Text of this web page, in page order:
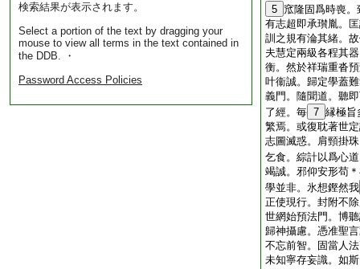
検索結果が表示されます。
Select a portion of the text by dragging your
mouse to view all terms in the text contained in
the DDB. ・
Password Access Policies
5 窊隆固爲時喪。
有志超即承瓉胤。
訓之規有淪其緒。
夫慧定兩級各程其
衡。然於祥瑞重沓
叶衞誠。歸定學蓋
義門。隨聞道。聽
了經。毎 7 縁極旨
繁焉。或復耽著世
志圖滅惑。肩頸掛
乞食。綜計以爲心
竭誠。邪仰安形苟
學並非。氷想鏗然我
正使現行。封附不
世網始預法門。博
歸神攝慮。憑准聖
不忘前智。固當人
未知寧存妄識。如